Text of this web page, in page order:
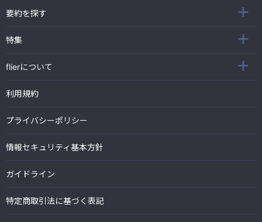
要約を探す
特集
flierについて
利用規約
プライバシーポリシー
情報セキュリティ基本方針
ガイドライン
特定商取引法に基づく表記